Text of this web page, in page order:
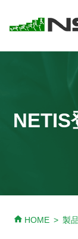
NETIS
home HOME 製